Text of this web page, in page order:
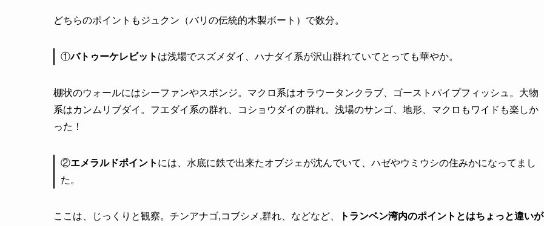
どちらのポイントもジュクン（バリの伝統的木製ボート）で数分。
①バトゥーケレビット は浅場でスズメダイ、ハナダイ系が沢山群れていてとっても華やか。
棚状のウォールにはシーファンやスポンジ。マクロ系はオラウータンクラブ、ゴーストパイプフィッシュ。大物
系はカンムリブダイ。フエダイ系の群れ、コショウダイの群れ。浅場のサンゴ、地形、マクロもワイドも楽しか
った！
②エメラルドポイント には、水底に鉄で出来たオブジェが沈んでいて、ハゼやウミウシの住みかになってまし
た。
ここは、じっくりと観察。チンアナゴ,コブシメ,群れ、などなど、
トランベン湾内のポイントとはちょっと違いが